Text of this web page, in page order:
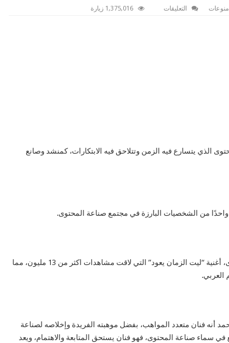
منوعات التعليقات 1,375,016 زيارة
الذي يتسارع فيه الزمن وتتلاحق فيه الابتكارات، كمنشد وصانع
من الشخصيات البارزة في مجتمع صناعة المحتوى.
وقدم أحمد مسفر العامري، منشد وصانع محتوى، أغنية “ليت الزمان يعود” التي لاقت مشاهدات اكثر من 13 مليون، مما
العربي.
أنه فنان متعدد المواهب، بفضل موهبته الفريدة وإخلاصه لصناعة
سماء صناعة المحتوى، فهو فنان يستحق المتابعة والاهتمام، ويعد